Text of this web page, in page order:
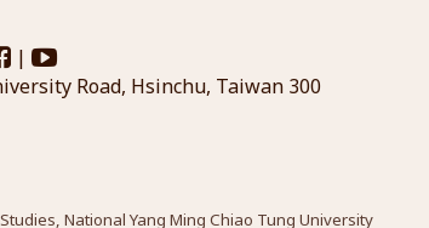
|
Road, Hsinchu, Taiwan 300
National Yang Ming Chiao Tung University